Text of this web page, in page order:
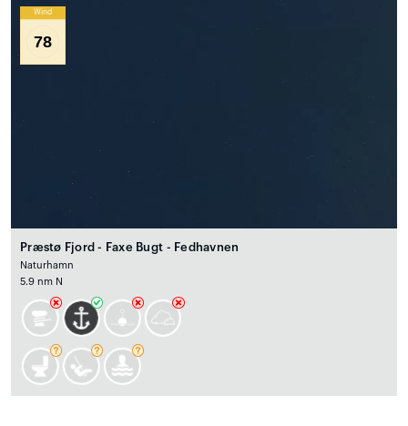
Wind
78
Præstø Fjord - Faxe Bugt - Fedhavnen
Naturhamn
5.9 nm N